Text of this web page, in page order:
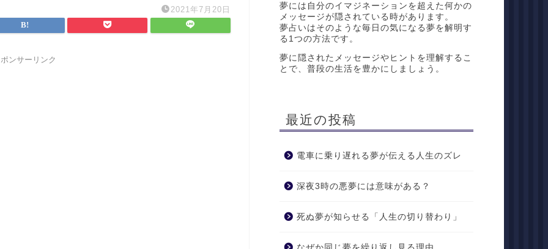
2021年7月20日
ンサーリンク
夢には自分のイマジネーションを超えた何かの
メッセージが隠されている時があります。
夢占いはそのような毎日の気になる夢を解明す
る1つの方法です。
夢に隠されたメッセージやヒントを理解するこ
とで、普段の生活を豊かにしましょう。
最近の投稿
電車に乗り遅れる夢が伝える人生のズレ
深夜3時の悪夢には意味がある？
死ぬ夢が知らせる「人生の切り替わり」